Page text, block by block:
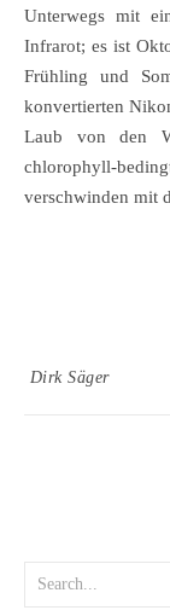
Unterwegs mit einer Nikon D700 und 630nm. Die Pfalz in
Infrarot; es ist
Frühling und
konvertierten
Laub von den
chlorophyll-
verschwinden mit
Dirk Säger